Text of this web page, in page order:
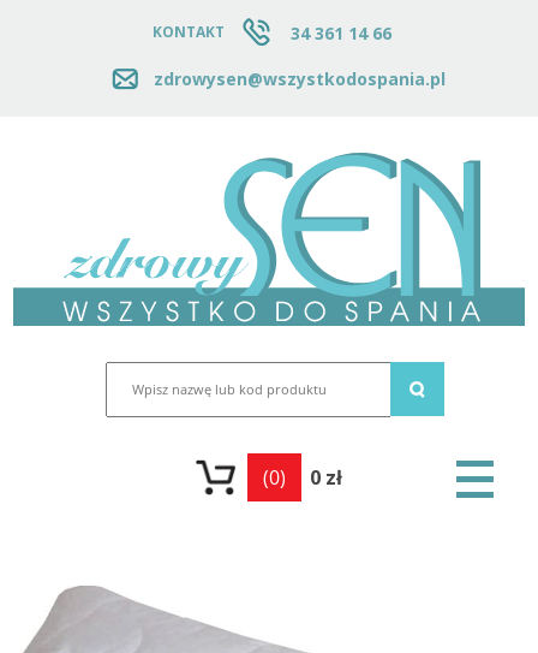
KONTAKT 34 361 14 66
zdrowysen@wszystkodospania.pl
(0) 0 zł